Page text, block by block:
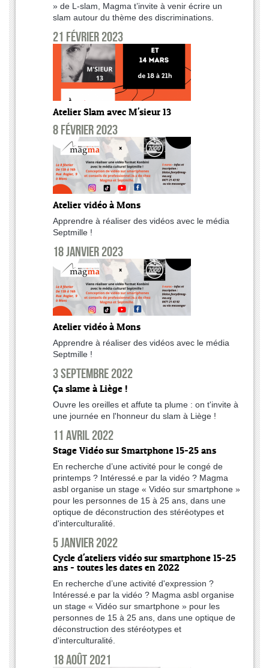
» de L-slam, Magma t’invite à venir écrire un
slam autour du thème des discriminations.
21 février 2023
Atelier Slam avec M'sieur 13
8 février 2023
Atelier vidéo à Mons
Apprendre à réaliser des vidéos avec le média
Septmille !
18 janvier 2023
Atelier vidéo à Mons
Apprendre à réaliser des vidéos avec le média
Septmille !
3 septembre 2022
Ça slame à Liège !
Ouvre les oreilles et affute ta plume : on t'invite à
une journée en l'honneur du slam à Liège !
11 avril 2022
Stage Vidéo sur Smartphone 15-25 ans
En recherche d’une activité pour le congé de
printemps ? Intéressé.e par la vidéo ? Magma
asbl organise un stage « Vidéo sur smartphone »
pour les personnes de 15 à 25 ans, dans une
optique de déconstruction des stéréotypes et
d'interculturalité.
5 janvier 2022
Cycle d'ateliers vidéo sur smartphone 15-25
ans - toutes les dates en 2022
En recherche d’une activité d'expression ?
Intéressé.e par la vidéo ? Magma asbl organise
un stage « Vidéo sur smartphone » pour les
personnes de 15 à 25 ans, dans une optique de
déconstruction des stéréotypes et
d'interculturalité.
18 août 2021